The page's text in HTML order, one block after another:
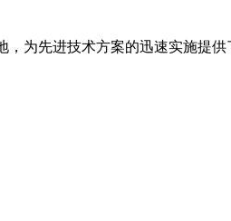
为先进技术方案的迅速实施提供